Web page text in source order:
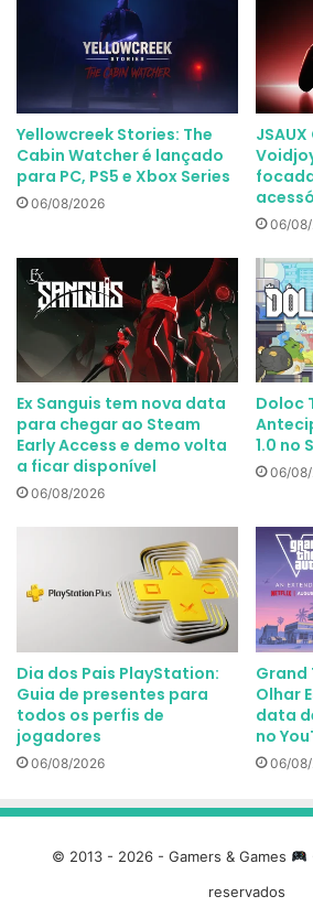
Yellowcreek Stories: The
Cabin Watcher é lançado
para PC, PS5 e Xbox Series
06/08/2026
06/
Ex Sanguis tem nova data
para chegar ao Steam
Early Access e demo volta
a ficar disponível
06/08/2026
Doloc
1.0 no
06/
Dia dos Pais PlayStation:
Guia de presentes para
todos os perfis de
jogadores
06/08/2026
Grand
Olhar
data
no
06/
© 2013 - 2026 - Gamers & Games
reservados